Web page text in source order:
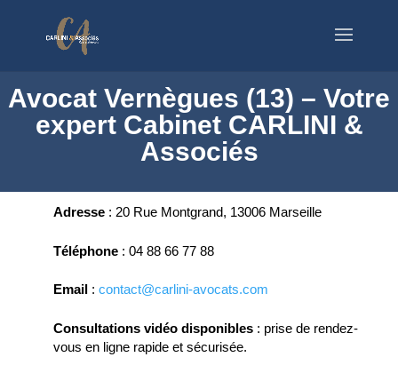
Avocat Vernègues (13) – Votre
expert Cabinet CARLINI &
Associés
Adresse: 20 Rue Montgrand, 13006 Marseille
Téléphone: 04 88 66 77 88
Email: contact@carlini-avocats.com
Consultations vidéo disponibles: prise de rendez-
vous en ligne rapide et sécurisée.